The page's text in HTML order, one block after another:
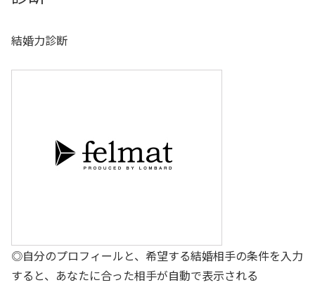
結婚力診断
◎自分のプロフィールと、希望する結婚相手の条件を入力
すると、あなたに合った相手が自動で表示される